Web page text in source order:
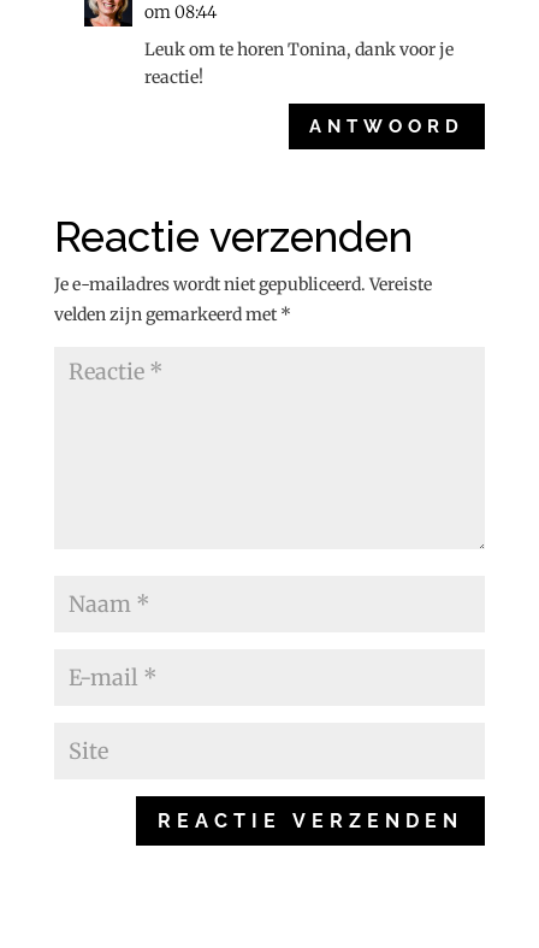
om 08:44
Leuk om te horen Tonina, dank voor je
reactie!
ANTWOORD
Reactie verzenden
Je e-mailadres wordt niet gepubliceerd. Vereiste
velden zijn gemarkeerd met *